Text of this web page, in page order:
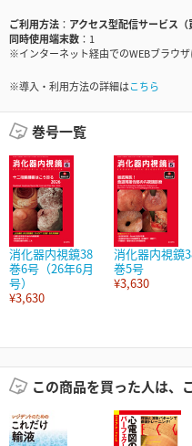
ご利用方法
アクセス型配信サービス（
同時使用端末数
1
※インターネット経由でのWEBブラウ
※導入・利用方法の詳細はこちら
巻号一覧
消化器内視鏡38
巻6号（26年6月
号）
¥3,630
消化器内視鏡
巻5号
¥3,630
この商品を買った人は、